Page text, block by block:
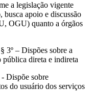
a legislação vigente
busca apoio e discussão
OGU) quanto a órgãos
3º – Dispões sobre a
pública direta e indireta
Dispõe sobre
do usuário dos serviços